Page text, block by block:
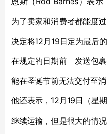
为了卖家和消费者都能度
决定将12月19日定为最后
在规定的日期前，发送包
能在圣诞节前无法交付至消
他还表示， 12月19日（星
继续运输，但是很大的情